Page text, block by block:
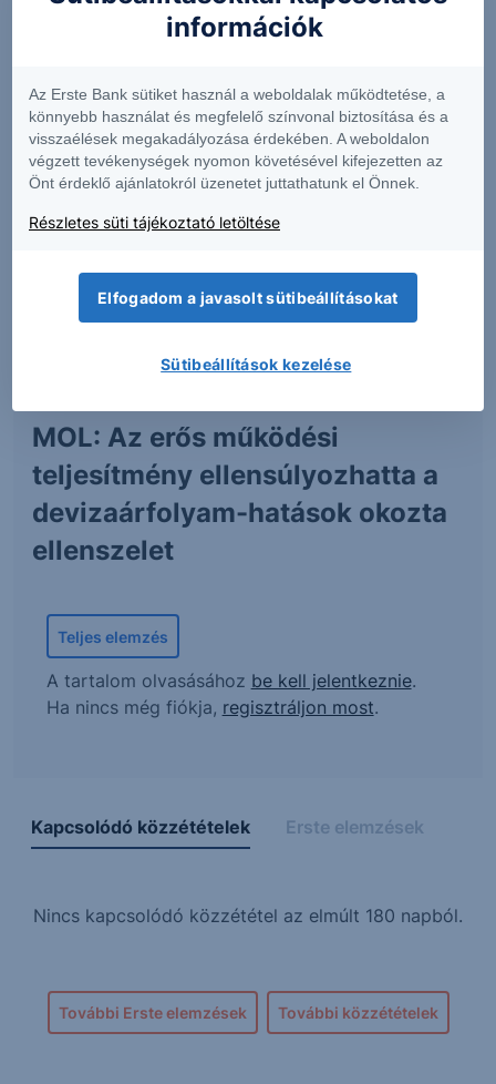
eszközfedezetű értékpapírok.
Kiemelt Befektetői Információk
Teljes tájékoztató
Havi portfóliójelentés
MOL: Az erős működési
teljesítmény ellensúlyozhatta a
devizaárfolyam-hatások okozta
ellenszelet
Teljes elemzés
A tartalom olvasásához be kell jelentkeznie.
Ha nincs még fiókja, regisztráljon most.
Kapcsolódó közzétételek Erste elemzések
Nincs kapcsolódó közzététel az elmúlt 180 napból.
További Erste elemzések További közzétételek
információk
Az Erste Bank sütiket használ a weboldalak működtetése, a
könnyebb használat és megfelelő színvonal biztosítása és a
visszaélések megakadályozása érdekében. A weboldalon
végzett tevékenységek nyomon követésével kifejezetten az
Önt érdeklő ajánlatokról üzenetet juttathatunk el Önnek.
Részletes süti tájékoztató letöltése
Elfogadom a javasolt sütibeállításokat
Sütibeállítások kezelése